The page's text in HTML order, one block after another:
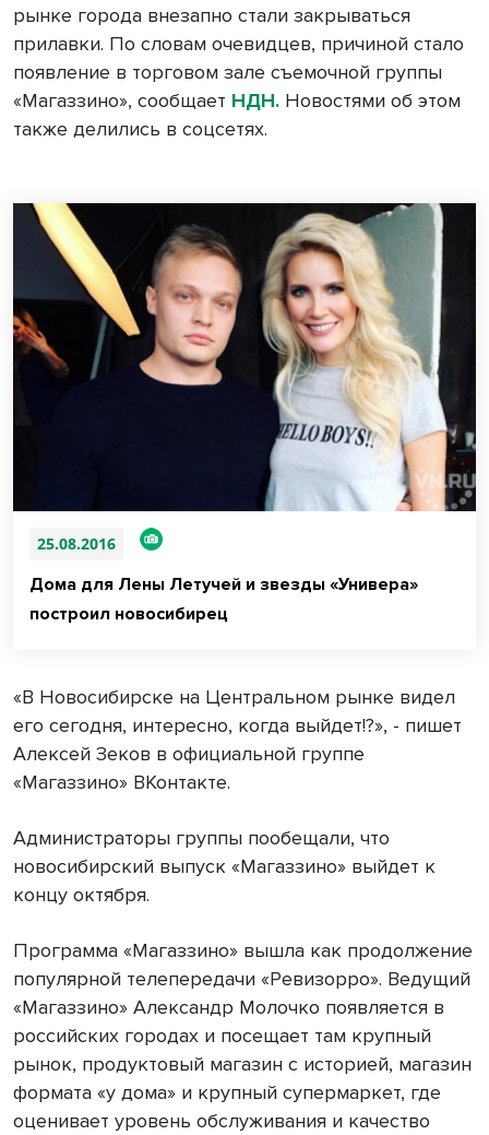
рынке города внезапно стали закрываться
прилавки. По словам очевидцев, причиной стало
появление в торговом зале съемочной группы
«Магаззино», сообщает НДН. Новостями об этом
также делились в соцсетях.
25.08.2016
Дома для Лены Летучей и звезды «Универа»
построил новосибирец
«В Новосибирске на Центральном рынке видел
его сегодня, интересно, когда выйдет!?», - пишет
Алексей Зеков в официальной группе
«Магаззино» ВКонтакте.
Администраторы группы пообещали, что
новосибирский выпуск «Магаззино» выйдет к
концу октября.
Программа «Магаззино» вышла как продолжение
популярной телепередачи «Ревизорро». Ведущий
«Магаззино» Александр Молочко появляется в
российских городах и посещает там крупный
рынок, продуктовый магазин с историей, магазин
формата «у дома» и крупный супермаркет, где
оценивает уровень обслуживания и качество